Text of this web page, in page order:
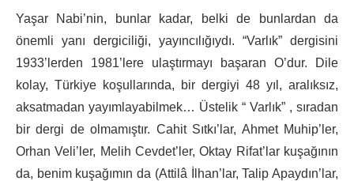
Yaşar Nabi’nin, bunlar kadar, belki de bunlardan da
önemli yanı dergiciliği, yayıncılığıydı. “Varlık” dergisini
1933’lerden 1981’lere ulaştırmayı başaran O’dur. Dile
kolay, Türkiye koşullarında, bir dergiyi 48 yıl, aralıksız,
aksatmadan yayımlayabilmek… Üstelik “ Varlık” , sıradan
bir dergi de olmamıştır. Cahit Sıtkı’lar, Ahmet Muhip’ler,
Orhan Veli’ler, Melih Cevdet’ler, Oktay Rifat’lar kuşağının
da, benim kuşağımın da (Attilâ İlhan’lar, Talip Apaydın’lar,